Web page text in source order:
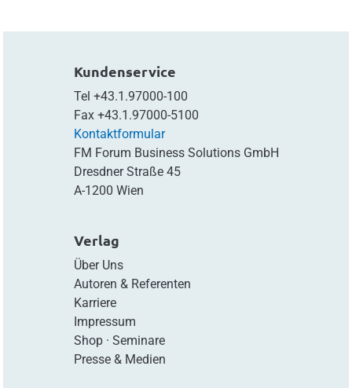
Kundenservice
Tel +43.1.97000-100
Fax +43.1.97000-5100
Kontaktformular
FM Forum Business Solutions GmbH
Dresdner Straße 45
A-1200 Wien
Verlag
Über Uns
Autoren & Referenten
Karriere
Impressum
Shop· Seminare
Presse & Medien